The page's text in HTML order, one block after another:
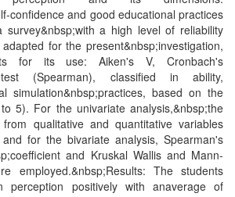
confidence and good educational practices
a high level of reliability
for the present&nbsp;investigation,
for its use: Aiken's V, Cronbach's
(Spearman), classified in ability,
simulation&nbsp;practices, based on the
5). For the univariate analysis,&nbsp;the
qualitative and quantitative variables
and for the bivariate analysis, Spearman's
and Kruskal Wallis and Mann-
employed.&nbsp;Results: The students
perception positively with anaverage of